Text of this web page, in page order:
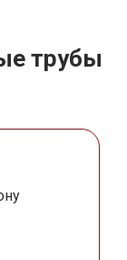
трубы